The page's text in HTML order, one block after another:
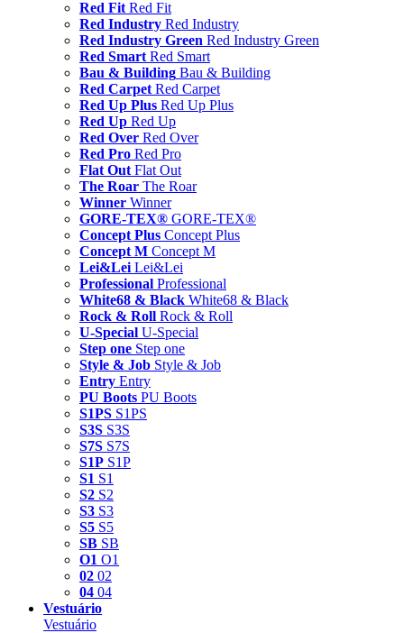
Red Fit Red Fit
Red Industry Red Industry
Red Industry Green Red Industry Green
Red Smart Red Smart
Bau & Building Bau & Building
Red Carpet Red Carpet
Red Up Plus Red Up Plus
Red Up Red Up
Red Over Red Over
Red Pro Red Pro
Flat Out Flat Out
The Roar The Roar
Winner Winner
GORE-TEX® GORE-TEX®
Concept Plus Concept Plus
Concept M Concept M
Lei&Lei Lei&Lei
Professional Professional
White68 & Black White68 & Black
Rock & Roll Rock & Roll
U-Special U-Special
Step one Step one
Style & Job Style & Job
Entry Entry
PU Boots PU Boots
S1PS S1PS
S3S S3S
S7S S7S
S1P S1P
S1 S1
S2 S2
S3 S3
S5 S5
SB SB
O1 O1
02 02
04 04
Vestuário
Vestuário